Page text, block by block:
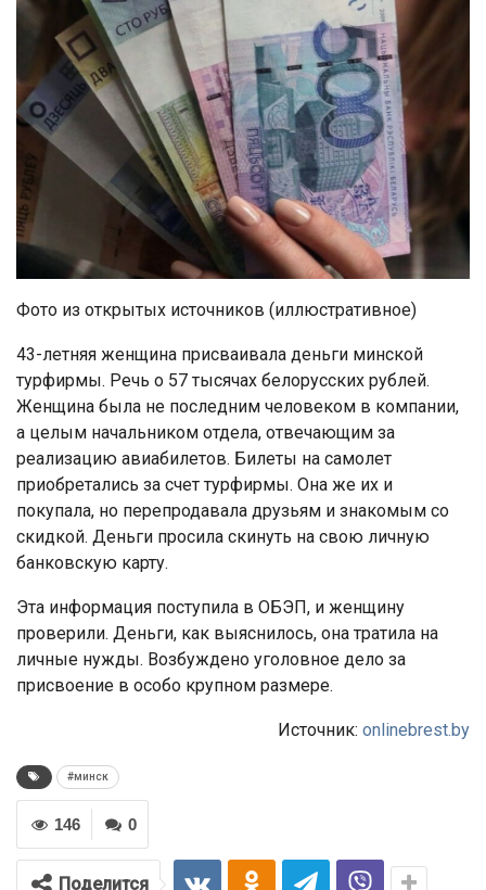
Фото из открытых источников (иллюстративное)
43-летняя женщина присваивала деньги минской
турфирмы. Речь о 57 тысячах белорусских рублей.
Женщина была не последним человеком в компании,
а целым начальником отдела, отвечающим за
реализацию авиабилетов. Билеты на самолет
приобретались за счет турфирмы. Она же их и
покупала, но перепродавала друзьям и знакомым со
скидкой. Деньги просила скинуть на свою личную
банковскую карту.
Эта информация поступила в ОБЭП, и женщину
проверили. Деньги, как выяснилось, она тратила на
личные нужды. Возбуждено уголовное дело за
присвоение в особо крупном размере.
Источник: onlinebrest.by
#минск
0
146
Поделится